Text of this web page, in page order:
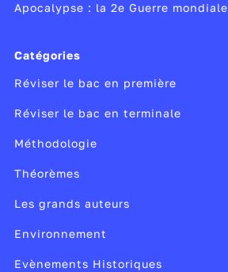
Apocalypse : la 2e Guerre mondiale
Catégories
Réviser le bac en première
Réviser le bac en terminale
Méthodologie
Théorèmes
Les grands auteurs
Environnement
Evènements Historiques